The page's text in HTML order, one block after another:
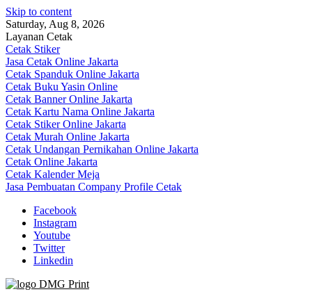
Skip to content
Saturday, Aug 8, 2026
Layanan Cetak
Cetak Stiker
Jasa Cetak Online Jakarta
Cetak Spanduk Online Jakarta
Cetak Buku Yasin Online
Cetak Banner Online Jakarta
Cetak Kartu Nama Online Jakarta
Cetak Stiker Online Jakarta
Cetak Murah Online Jakarta
Cetak Undangan Pernikahan Online Jakarta
Cetak Online Jakarta
Cetak Kalender Meja
Jasa Pembuatan Company Profile Cetak
Facebook
Instagram
Youtube
Twitter
Linkedin